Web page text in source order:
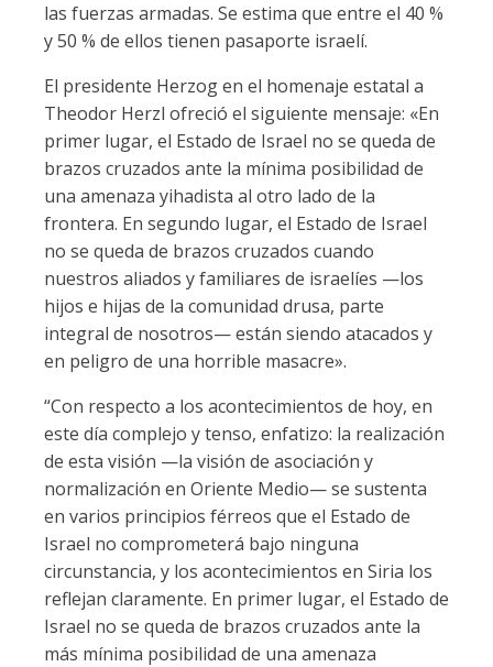
las fuerzas armadas. Se estima que entre el 40 %
y 50 % de ellos tienen pasaporte israelí.
El presidente Herzog en el homenaje estatal a
Theodor Herzl ofreció el siguiente mensaje: «En
primer lugar, el Estado de Israel no se queda de
brazos cruzados ante la mínima posibilidad de
una amenaza yihadista al otro lado de la
frontera. En segundo lugar, el Estado de Israel
no se queda de brazos cruzados cuando
nuestros aliados y familiares de israelíes —los
hijos e hijas de la comunidad drusa, parte
integral de nosotros— están siendo atacados y
en peligro de una horrible masacre».
“Con respecto a los acontecimientos de hoy, en
este día complejo y tenso, enfatizo: la realización
de esta visión —la visión de asociación y
normalización en Oriente Medio— se sustenta
en varios principios férreos que el Estado de
Israel no comprometerá bajo ninguna
circunstancia, y los acontecimientos en Siria los
reflejan claramente. En primer lugar, el Estado de
Israel no se queda de brazos cruzados ante la
más mínima posibilidad de una amenaza